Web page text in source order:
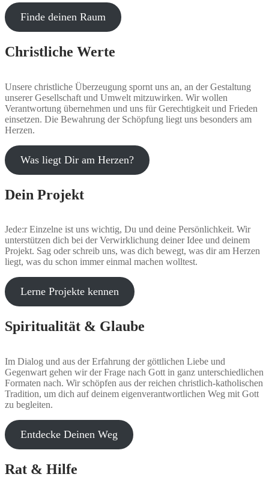
Finde deinen Raum
Christliche Werte
Unsere christliche Überzeugung spornt uns an, an der Gestaltung
unserer Gesellschaft und Umwelt mitzuwirken. Wir wollen
Verantwortung übernehmen und uns für Gerechtigkeit und Frieden
einsetzen. Die Bewahrung der Schöpfung liegt uns besonders am
Herzen.
Was liegt Dir am Herzen?
Dein Projekt
Jede:r Einzelne ist uns wichtig, Du und deine Persönlichkeit. Wir
unterstützen dich bei der Verwirklichung deiner Idee und deinem
Projekt. Sag oder schreib uns, was dich bewegt, was dir am Herzen
liegt, was du schon immer einmal machen wolltest.
Lerne Projekte kennen
Spiritualität & Glaube
Im Dialog und aus der Erfahrung der göttlichen Liebe und
Gegenwart gehen wir der Frage nach Gott in ganz unterschiedlichen
Formaten nach. Wir schöpfen aus der reichen christlich-katholischen
Tradition, um dich auf deinem eigenverantwortlichen Weg mit Gott
zu begleiten.
Entdecke Deinen Weg
Rat & Hilfe